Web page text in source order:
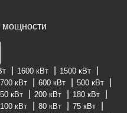
мощности
1600 кВт
1500 кВт
700 кВт 600 кВт
500 кВт
кВт 200 кВт
180 кВт
100 кВт 80 кВт
75 кВт